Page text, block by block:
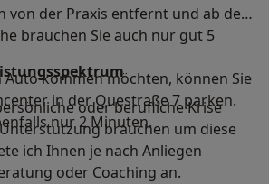
von der Praxis entfernt und ab der
brauchen Sie auch nur gut 5
Auto kommen möchten, können Sie
in der Questraße 7 parken.
nur 2 Minuten.
oder berufliche Krise
brauchen um diese
ich Ihnen je nach Anliegen
oder Coaching an.